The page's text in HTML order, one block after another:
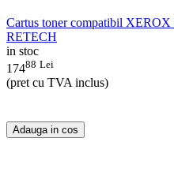
Cartus toner compatibil
RETECH
in stoc
17488 Lei
(pret cu TVA inclus)
Adauga in cos